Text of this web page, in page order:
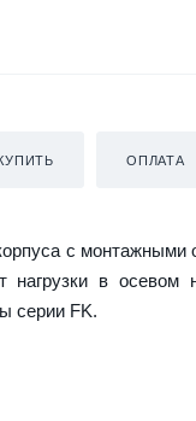
ОПЛАТА
с монтажными
в осевом
серии FK.